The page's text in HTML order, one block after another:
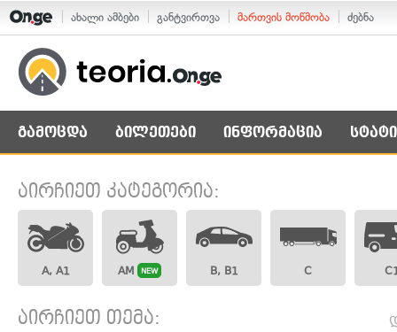
ახალი ამბები განტვირთვა მართვის მოწმობა ძებნა
გამოცდა ბილეთები ინფორმაცია
აირჩიეთ კატეგორია:
A, A1 AM NEW B, B1 C
აირჩიეთ თემა: